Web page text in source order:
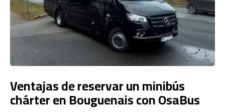
Ventajas de reservar un minibús
chárter en Bouguenais con OsaBus